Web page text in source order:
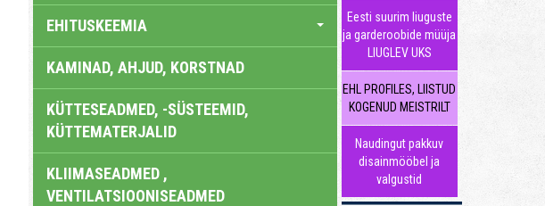
EHITUSKEEMIA
KAMINAD, AHJUD, KORSTNAD
KÜTTESEADMED, -SÜSTEEMID,
KÜTTEMATERJALID
KLIIMASEADMED ,
VENTILATSIOONISEADMED
Eesti suurim liuguste
ja garderoobide müüja
LIUGLEV UKS
EHL PROFILES, LIISTUD
KOGENUD MEISTRILT
Naudingut pakkuv
disainmööbel ja
valgustid